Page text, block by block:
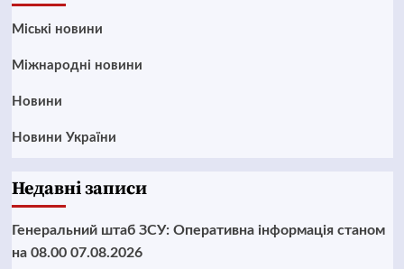
Mіські новини
Міжнародні новини
Новини
Новини України
Недавні записи
Генеральний штаб ЗСУ: Оперативна інформація станом
на 08.00 07.08.2026